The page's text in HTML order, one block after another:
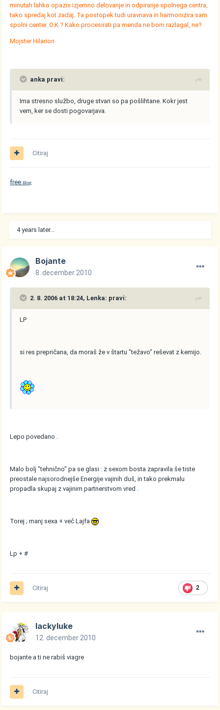
minutah lahko opazis izjemno delovanje in odpiranje spolnega centra,
tako spredaj kot zadaj. Ta postopek tudi uravnava in harmonizira sam
spolni center. O.K.? Kako procesirati pa menda ne bom razlagal, ne?
Mojster Hilarion
anka pravi:
Ima stresno službo, druge stvari so pa pošlihtane. Kokr jest
vem, ker se dosti pogovarjava.
Citiraj
freeBlog
4 years later...
Bojante
8. december 2010
2. 8. 2006 at 18:24, Lenka: pravi:
LP
si res prepričana, da moraš že v štartu "težavo" reševat z kemijo.
Lepo povedano .
Malo bolj "tehnično" pa se glasi : z sexom bosta zapravila še tiste
preostale najsorodnejše Energije vajinih duš, in tako prekmalu
propadla skupaj z vajinim partnerstvom vred .
Torej ; manj sexa + več Lajfa
Lp + #
2
Citiraj
lackyluke
12. december 2010
bojante a ti ne rabiš viagre
Citiraj